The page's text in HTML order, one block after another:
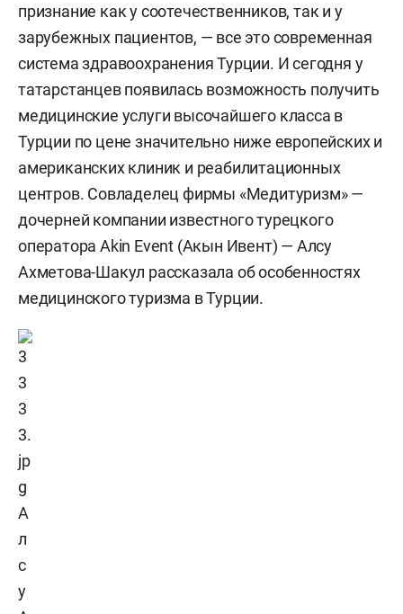
признание как у соотечественников, так и у
зарубежных пациентов, — все это современная
система здравоохранения Турции. И сегодня у
татарстанцев появилась возможность получить
медицинские услуги высочайшего класса в
Турции по цене значительно ниже европейских и
американских клиник и реабилитационных
центров. Совладелец фирмы «Медитуризм» —
дочерней компании известного турецкого
оператора Akin Event (Акын Ивент) — Алсу
Ахметова-Шакул рассказала об особенностях
медицинского туризма в Турции.
А
л
с
у